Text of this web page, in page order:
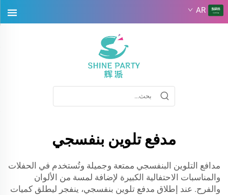
AR
مدفع تلوين بنفسجي
مدافع التلوين البنفسجي ممتعة وجميلة وتُستخدم في الحفلات
والمناسبات الاحتفالية الكبيرة لإضافة لمسة من الألوان
والفرح. عند إطلاق مدفع تلوين بنفسجي، ينفجر ليطلق كميات